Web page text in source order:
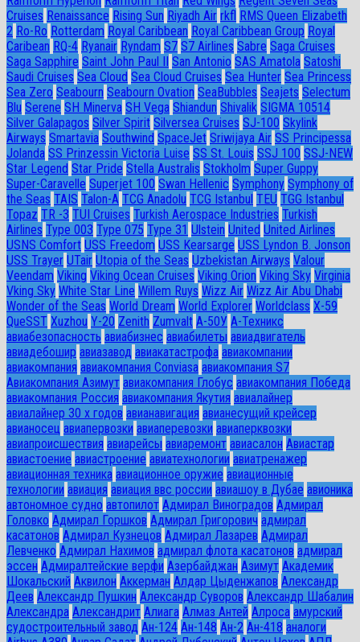
Cruises Renaissance Rising Sun Riyadh Air rkfl RMS Queen Elizabeth
2 Ro-Ro Rotterdam Royal Caribbean Royal Caribbean Group Royal
Caribean RQ-4 Ryanair Ryndam S7 S7 Airlines Sabre Saga Cruises
Saga Sapphire Saint John Paul II San Antonio SAS Amatola Satoshi
Saudi Cruises Sea Cloud Sea Cloud Cruises Sea Hunter Sea Princess
Sea Zero Seabourn Seabourn Ovation SeaBubbles Seajets Selectum
Blu Serene SH Minerva SH Vega Shiandun Shivalik SIGMA 10514
Silver Galapagos Silver Spirit Silversea Cruises SJ-100 Skylink
Airways Smartavia Southwind SpaceJet Sriwijaya Air SS Principessa
Jolanda SS Prinzessin Victoria Luise SS St. Louis SSJ 100 SSJ-NEW
Star Legend Star Pride Stella Australis Stokholm Super Guppy
Super-Caravelle Superjet 100 Swan Hellenic Symphony Symphony of
the Seas TAIS Talon-A TCG Anadolu TCG Istanbul TEU TGG Istanbul
Topaz TR -3 TUI Cruises Turkish Aerospace Industries Turkish
Airlines Type 003 Type 075 Type 31 Ulstein United United Airlines
USNS Comfort USS Freedom USS Kearsarge USS Lyndon B. Jonson
USS Trayer UTair Utopia of the Seas Uzbekistan Airways Valour
Veendam Viking Viking Ocean Cruises Viking Orion Viking Sky Virginia
Vking Sky White Star Line Willem Ruys Wizz Air Wizz Air Abu Dhabi
Wonder of the Seas World Dream World Explorer Worldclass X-59
QueSST Xuzhou Y-20 Zenith Zumvalt А-50У А-Техникс
авиабезопасность авиабизнес авиабилеты авиадвигатель
авиадебошир авиазавод авиакатастрофа авиакомпании
авиакомпания авиакомпания Conviasa авиакомпания S7
Авиакомпания Азимут авиакомпания Глобус авиакомпания Победа
авиакомпания Россия авиакомпания Якутия авиалайнер
авиалайнер 30 х годов авианавигация авианесущий крейсер
авианосец авиапервозки авиаперевозки авиаперквозки
авиапроисшествия авиарейсы авиаремонт авиасалон Авиастар
авиастоение авиастроение авиатехнологии авиатренажер
авиационная техника авиационное оружие авиационные
технологии авиация авиация ввс россии авиашоу в Дубае авионика
автономное судно автопилот Адмирал Виноградов Адмирал
Головко Адмирал Горшков Адмирал Григорович адмирал
касатонов Адмирал Кузнецов Адмирал Лазарев Адмирал
Левченко Адмирал Нахимов адмирал флота касатонов адмирал
эссен Адмиралтейские верфи Азербайджан Азимут Академик
Шокальский Аквилон Аккерман Алдар Цыденжапов Александр
Деев Александр Пушкин Александр Суворов Александр Шабалин
Александра Александрит Алиага Алмаз Антей Алроса амурский
судостроительный завод Ан-124 Ан-148 Ан-2 Ан-418 аналоги